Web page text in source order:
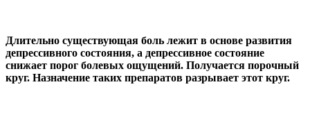
Длительно существующая боль лежит в основе развития
депрессивного состояния, а депрессивное состояние
снижает порог болевых ощущений. Получается порочный
круг. Назначение таких препаратов разрывает этот круг.